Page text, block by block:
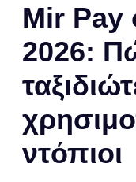
Mir
2026:
ντόπιοι